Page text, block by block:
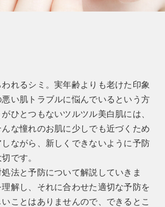
ム
Suhadabi
belif
PHYSIOGEL
ン
すべてのポイントメイク
ボディソープ
入浴剤
UVケア
ングカバー）
）
ェルーチェ）
）
れるシミ。実年齢よりも老けた印象
い肌トラブルに悩んでいるという方
ひとつもないツルツル美白肌には、
な憧れのお肌に少しでも近づくため
ながら、新しくできないように予防
です。
法と予防について解説していきま
解し、それに合わせた適切な予防を
ことはありませんので、できるとこ